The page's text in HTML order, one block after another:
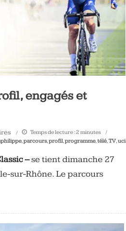
engagés et
Temps de lecture :2 minutes
,parcours,profil,programme,télé,TV,uci
–se tient dimanche 27
sur-Rhône. Le parcours